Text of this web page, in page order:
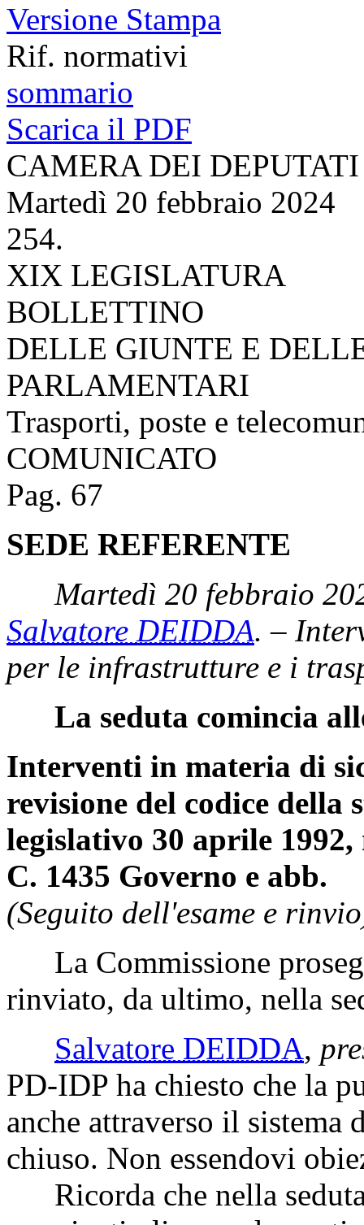
Versione Stampa
Rif. normativi
sommario
Scarica il PDF
CAMERA DEI DEPUTATI
Martedì 20 febbraio 2024
254.
XIX LEGISLATURA
BOLLETTINO
DELLE GIUNTE E
PARLAMENTARI
Trasporti, poste e
COMUNICATO
Pag. 67
SEDE REFERENTE
Martedì 20 febbraio
Salvatore DEIDDA. –
per le infrastrutture e i
La seduta comincia
Interventi in materia di
revisione del codice della
legislativo 30 aprile 1992,
C. 1435 Governo e abb.
(Seguito dell'esame e
La Commissione
rinviato, da ultimo, nella
Salvatore DEIDDA,
PD-IDP ha chiesto che la
anche attraverso il
chiuso. Non essendovi
Ricorda che nella